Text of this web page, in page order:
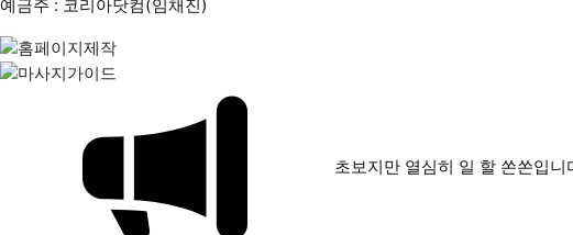
예금주 : 코리아닷컴(임채진)
초보지만 열심히 일 할 쏜쏜입니